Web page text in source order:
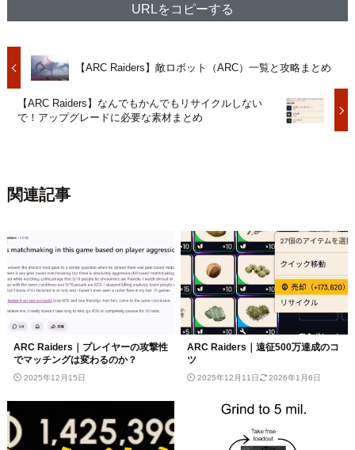
URLをコピーする
【ARC Raiders】敵ロボット（ARC）一覧と攻略まとめ
【ARC Raiders】なんでもかんでもリサイクルしない
で！アップグレードに必要な素材まとめ
関連記事
ARC Raiders｜プレイヤーの攻撃性
でマッチングは変わるのか？
2025年12月15日
ARC Raiders｜遠征500万達成のコ
ツ
2025年12月11日 2026年1月6日